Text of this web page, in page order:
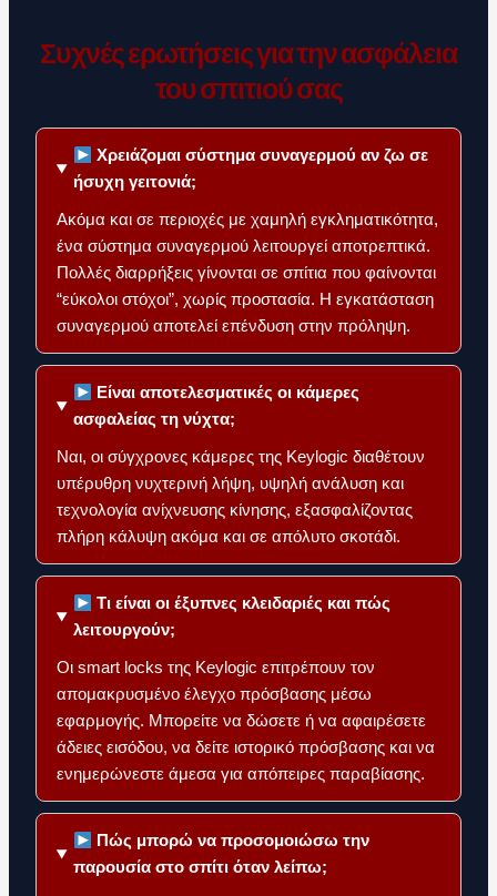
Συχνές ερωτήσεις για την ασφάλεια
του σπιτιού σας
Χρειάζομαι σύστημα συναγερμού αν ζω σε
ήσυχη γειτονιά;
Ακόμα και σε περιοχές με χαμηλή εγκληματικότητα,
ένα σύστημα συναγερμού λειτουργεί αποτρεπτικά.
Πολλές διαρρήξεις γίνονται σε σπίτια που φαίνονται
“εύκολοι στόχοι”, χωρίς προστασία. Η εγκατάσταση
συναγερμού αποτελεί επένδυση στην πρόληψη.
Είναι αποτελεσματικές οι κάμερες
ασφαλείας τη νύχτα;
Ναι, οι σύγχρονες κάμερες της Keylogic διαθέτουν
υπέρυθρη νυχτερινή λήψη, υψηλή ανάλυση και
τεχνολογία ανίχνευσης κίνησης, εξασφαλίζοντας
πλήρη κάλυψη ακόμα και σε απόλυτο σκοτάδι.
Τι είναι οι έξυπνες κλειδαριές και πώς
λειτουργούν;
Οι smart locks της Keylogic επιτρέπουν τον
απομακρυσμένο έλεγχο πρόσβασης μέσω
εφαρμογής. Μπορείτε να δώσετε ή να αφαιρέσετε
άδειες εισόδου, να δείτε ιστορικό πρόσβασης και να
ενημερώνεστε άμεσα για απόπειρες παραβίασης.
Πώς μπορώ να προσομοιώσω την
παρουσία στο σπίτι όταν λείπω;